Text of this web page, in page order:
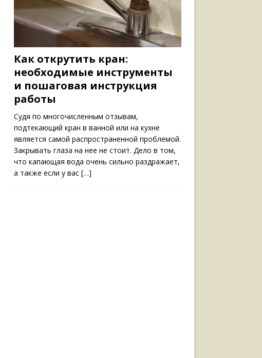
Как открутить кран:
необходимые инструменты
и пошаговая инструкция
работы
Судя по многочисленным отзывам,
подтекающий кран в ванной или на кухне
является самой распространенной проблемой.
Закрывать глаза на нее не стоит. Дело в том,
что капающая вода очень сильно раздражает,
а также если у вас […]